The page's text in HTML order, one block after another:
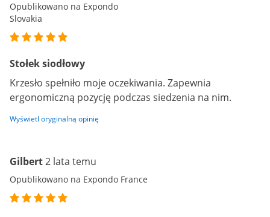
Opublikowano na Expondo
Slovakia
Stołek siodłowy
Krzesło spełniło moje oczekiwania. Zapewnia
ergonomiczną pozycję podczas siedzenia na nim.
Wyświetl oryginalną opinię
Gilbert2 lata temu
Opublikowano na Expondo France